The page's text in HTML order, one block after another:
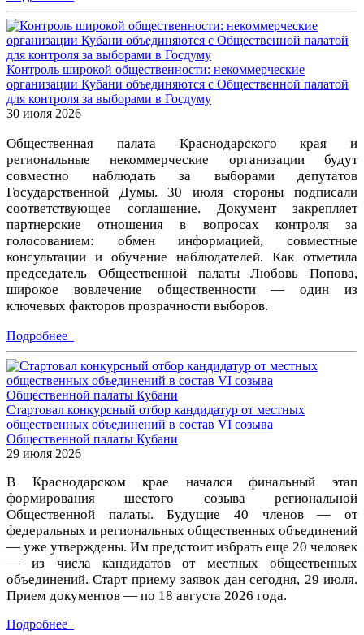
Контроль широкой общественности: некоммерческие
организации Кубани объединяются с Общественной палатой
для контроля за выборами в Госдуму
30 июля 2026
Общественная палата Краснодарского края и
региональные некоммерческие организации будут
совместно наблюдать за выборами депутатов
Государственной Думы. 30 июля стороны подписали
соответствующее соглашение. Документ закрепляет
партнерские отношения в вопросах контроля за
голосованием: обмен информацией, совместные
консультации и обучение наблюдателей. Как отметила
председатель Общественной палаты Любовь Попова,
широкое вовлечение общественности — один из
ключевых факторов прозрачности выборов.
Подробнее
Стартовал конкурсный отбор кандидатур от местных
общественных объединений в состав VI созыва
Общественной палаты Кубани
29 июля 2026
В Краснодарском крае начался финальный этап
формирования шестого созыва региональной
Общественной палаты. Будущие 40 членов — от
федеральных и региональных общественных объединений
— уже утверждены. Им предстоит избрать еще 20 человек
— из числа кандидатов от местных общественных
объединений. Старт приему заявок дан сегодня, 29 июля.
Прием документов — по 18 августа 2026 года.
Подробнее